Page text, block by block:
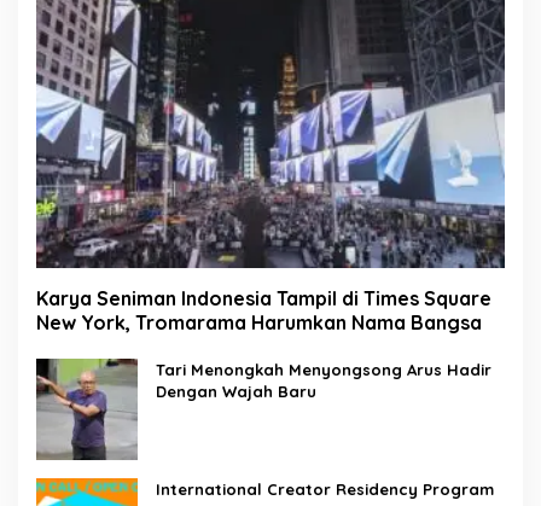
Karya Seniman Indonesia Tampil di Times Square
New York, Tromarama Harumkan Nama Bangsa
Tari Menongkah Menyongsong Arus Hadir
Dengan Wajah Baru
International Creator Residency Program